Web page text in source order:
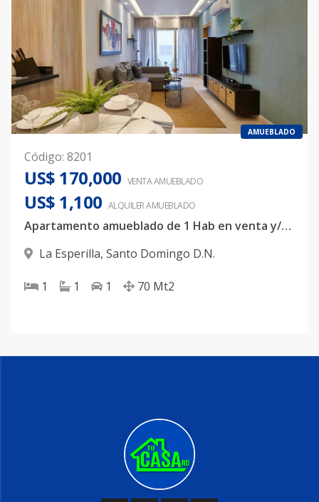
AMUEBLADO
Código: 8201
US$ 170,000 VENTA AMUEBLADO
US$ 1,100 ALQUILERAMUEBLADO
Apartamento amueblado de 1 Hab en venta y/o Alquiler ubicado en Esperilla
La Esperilla, Santo Domingo D.N.
1 1 1 70 Mt2